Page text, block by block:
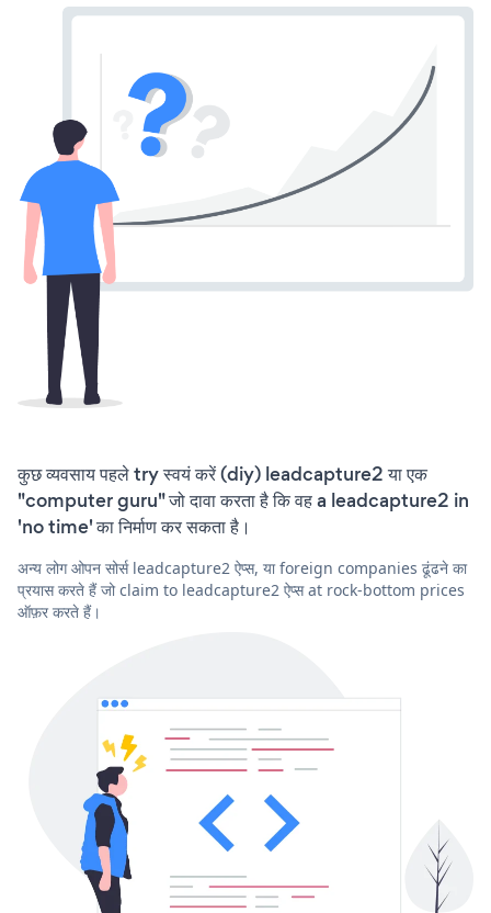
कुछ व्यवसाय पहले try स्वयं करें (diy) leadcapture2 या एक
"computer guru" जो दावा करता है कि वह a leadcapture2 in
'no time' का निर्माण कर सकता है।
अन्य लोग ओपन सोर्स leadcapture2 ऐप्स, या foreign companies ढूंढने का
प्रयास करते हैं जो claim to leadcapture2 ऐप्स at rock-bottom prices
ऑफ़र करते हैं।